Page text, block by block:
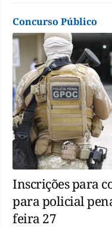
Concurso Público
Inscrições para
para policial
feira 27